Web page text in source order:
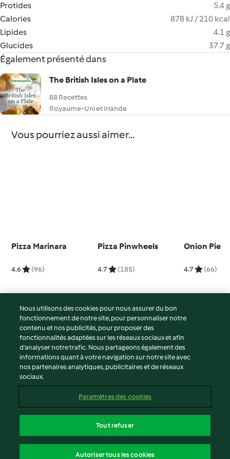
Protides
5.4 g
Calories
878 kJ / 210 kcal
Lipides
4.1 g
Glucides
37.7 g
Également présenté dans
The British Isles on a Plate
88 Recettes
Royaume-Uni et Irlande
Vous pourriez aussi aimer...
Pizza Marinara
4.6 (96)
Pizza Pinwheels
4.7 (185)
Onion Pie
4.7 (66)
© Copyright 2026
Conditions d'utilisation
Politique de confidentialité
Non-responsabilité
Mentions légales
Contenu du rapport
Déclaration d'accessibilité
Nous utilisons des cookies pour nous assurer du bon
fonctionnement de notre site, pour personnaliser notre
contenu et nos publicités, pour proposer des
fonctionnalités adaptées sur les réseaux sociaux et afin
d’analyser notre trafic. Nous partageons également des
informations quant à votre navigation sur notre site avec
nos partenaires analytiques, publicitaires et de réseaux
sociaux.
Paramètres des cookies
Tout refuser
Autoriser tous les cookies